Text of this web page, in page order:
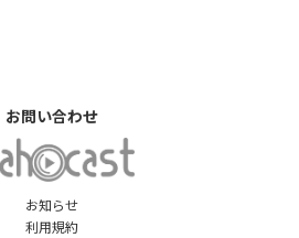
お知らせ
利用規約
お問い合わせ